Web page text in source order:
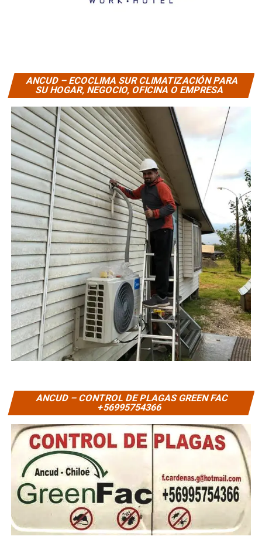
ANCUD – ECOCLIMA SUR CLIMATIZACIÓN PARA
SU HOGAR, NEGOCIO, OFICINA O EMPRESA
ANCUD – CONTROL DE PLAGAS GREEN FAC
+56995754366